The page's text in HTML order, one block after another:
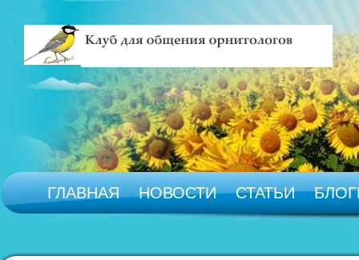
ГЛАВНАЯ НОВОСТИ СТАТЬИ